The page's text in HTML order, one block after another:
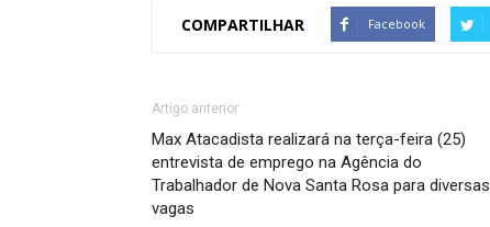
COMPARTILHAR Facebook
Artigo anterior
Max Atacadista realizará na terça-feira (25)
entrevista de emprego na Agência do
Trabalhador de Nova Santa Rosa para diversas
vagas